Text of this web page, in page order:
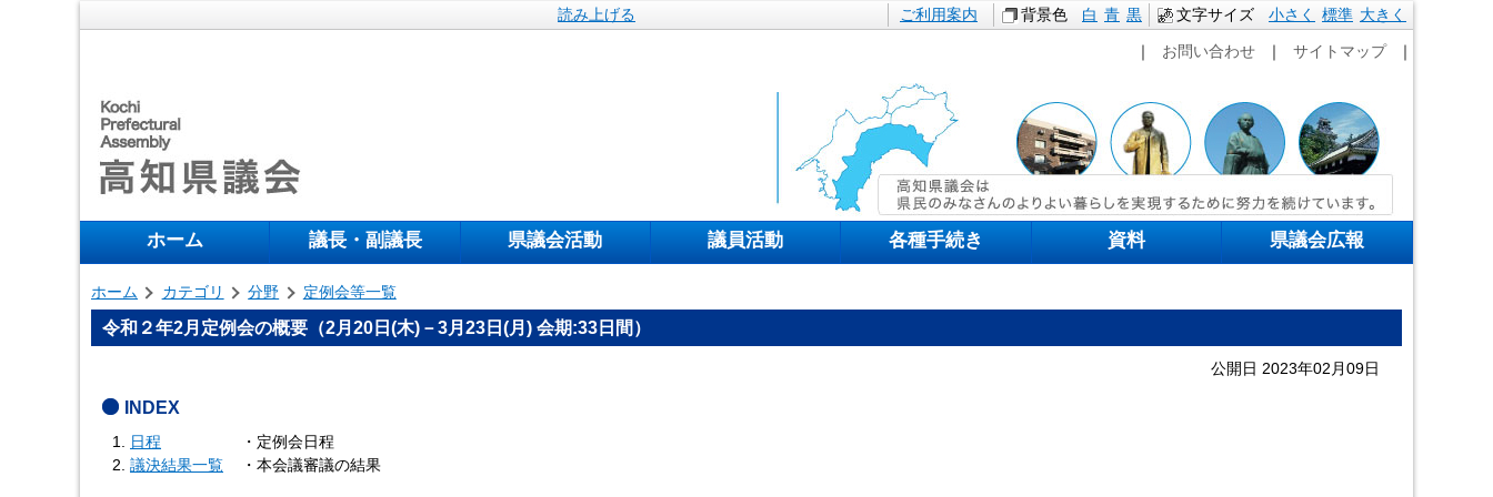
読み上げる 本文へ移動
文字サイズ 小さく 標準 大きく
ご利用案内 背景色 白 青 黒
｜ お問い合わせ ｜ サイトマップ ｜
ホーム 議長・副議長 県議会活動 議員活動 各種手続き 資料 県議会広報
ホーム カテゴリ 分野 定例会等一覧
令和２年2月定例会の概要（2月20日(木)－3月23日(月) 会期:33日間）
公開日 2023年02月09日
INDEX
日程
・定例会日程
議決結果一覧
・本会議審議の結果